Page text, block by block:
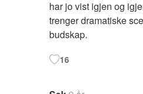
har jo vist igjen og
trenger dramatiske
budskap.
16